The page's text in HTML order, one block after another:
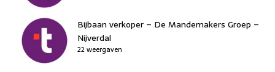
Bijbaan verkoper – De Mandemakers Groep –
Nijverdal
22 weergaven